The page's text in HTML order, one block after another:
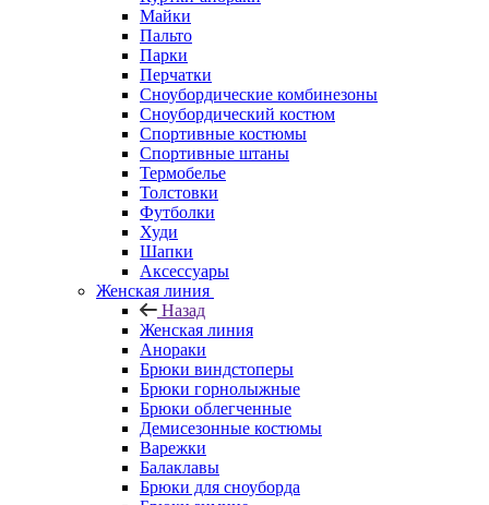
Майки
Пальто
Парки
Перчатки
Сноубордические комбинезоны
Сноубордический костюм
Спортивные костюмы
Спортивные штаны
Термобелье
Толстовки
Футболки
Худи
Шапки
Аксессуары
Женская линия
Назад
Женская линия
Анораки
Брюки виндстоперы
Брюки горнолыжные
Брюки облегченные
Демисезонные костюмы
Варежки
Балаклавы
Брюки для сноуборда